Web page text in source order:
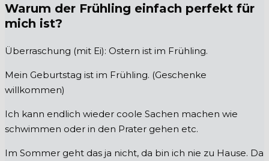
Warum der Frühling einfach perfekt für
mich ist?
Überraschung (mit Ei): Ostern ist im Frühling.
Mein Geburtstag ist im Frühling. (Geschenke
willkommen)
Ich kann endlich wieder coole Sachen machen wie
schwimmen oder in den Prater gehen etc.
Im Sommer geht das ja nicht, da bin ich nie zu Hause. Da